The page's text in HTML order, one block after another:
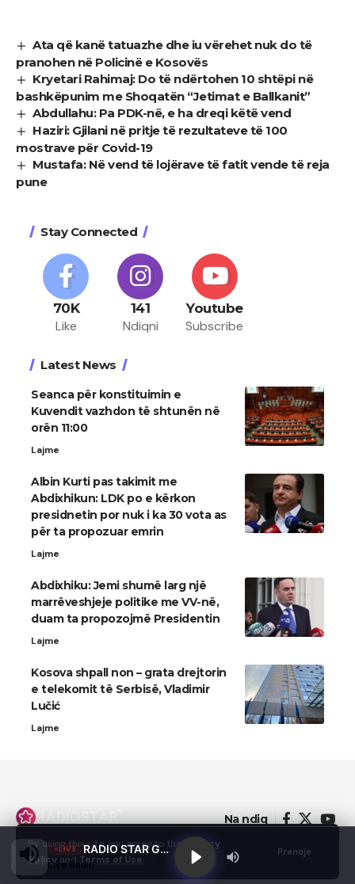
By using this site, you agree to the Privacy
Policy and Terms of Use
Pranoje
Ata që kanë tatuazhe dhe iu vërehet nuk do të
pranohen në Policinë e Kosovës
Kryetari Rahimaj: Do të ndërtohen 10 shtëpi në
bashkëpunim me Shoqatën “Jetimat e Ballkanit”
Abdullahu: Pa PDK-në, e ha dreqi këtë vend
Haziri: Gjilani në pritje të rezultateve të 100
mostrave për Covid-19
Mustafa: Në vend të lojërave të fatit vende të reja
pune
Stay Connected
70K
Like
141
Ndiqni
Youtube
Subscribe
Latest News
Seanca për konstituimin e
Kuvendit vazhdon të shtunën në
orën 11:00
Lajme
Albin Kurti pas takimit me
Abdixhikun: LDK po e kërkon
presidnetin por nuk i ka 30 vota as
për ta propozuar emrin
Lajme
Abdixhiku: Jemi shumë larg një
marrëveshjeje politike me VV-në,
duam ta propozojmë Presidentin
Lajme
Kosova shpall non – grata drejtorin
e telekomit të Serbisë, Vladimir
Lučić
Lajme
Na ndiq
© 2022 - Domainterm.com - All Rights Reserved.
LIVE RADIO STAR GJILAN
Live Radio